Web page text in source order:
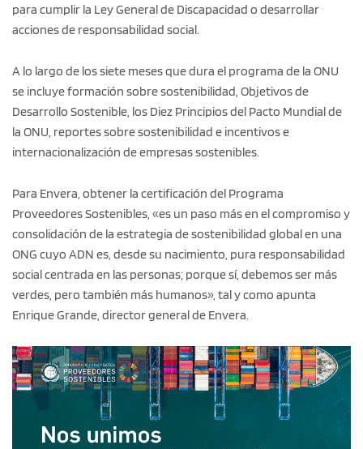
para cumplir la Ley General de Discapacidad o desarrollar
acciones de responsabilidad social.
A lo largo de los siete meses que dura el programa de la ONU
se incluye formación sobre sostenibilidad, Objetivos de
Desarrollo Sostenible, los Diez Principios del Pacto Mundial de
la ONU, reportes sobre sostenibilidad e incentivos e
internacionalización de empresas sostenibles.
Para Envera, obtener la certificación del Programa
Proveedores Sostenibles, «es un paso más en el compromiso y
consolidación de la estrategia de sostenibilidad global en una
ONG cuyo ADN es, desde su nacimiento, pura responsabilidad
social centrada en las personas; porque sí, debemos ser más
verdes, pero también más humanos», tal y como apunta
Enrique Grande, director general de Envera.